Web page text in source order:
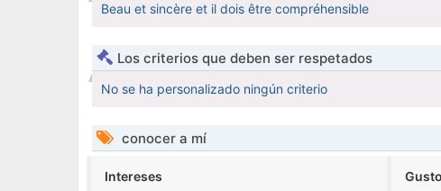
Beau et sincère et il dois être compréhensible
Los criterios que deben ser respetados
No se ha personalizado ningún criterio
conocer a mí
Intereses